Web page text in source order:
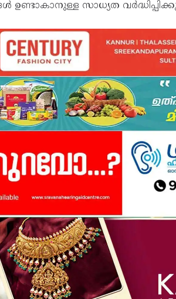
ഉണ്ടാകാനുള്ള സാധ്യത